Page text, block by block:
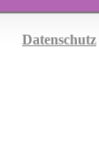
Datenschutz